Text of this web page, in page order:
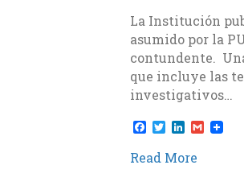
La Institución
asumido por la
contundente.
que incluye las
investigativos…
F
a
c
e
T
w
i
t
L
n
k
G
m
Read More